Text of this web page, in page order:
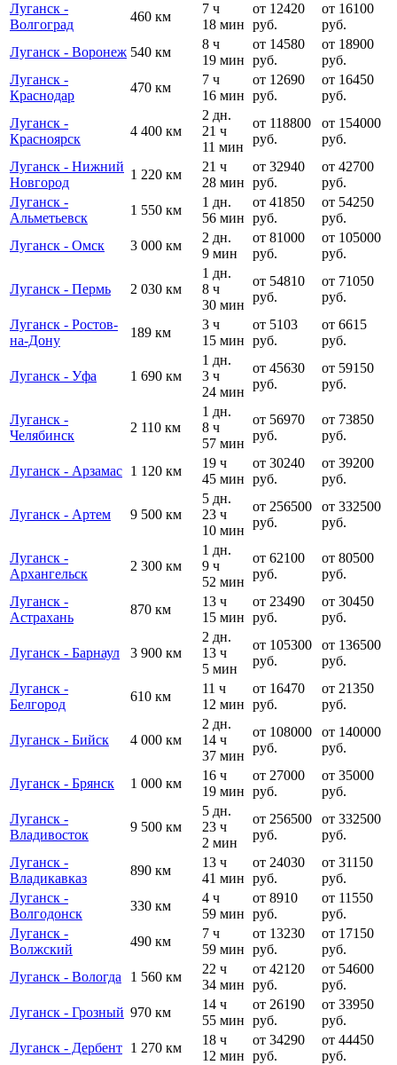
Луганск -
Волгоград
460 км
7 ч
18 мин
от 12420
руб.
от 16100
руб.
Луганск - Воронеж 540 км
8 ч
19 мин
от 14580
руб.
от 18900
руб.
Луганск -
Краснодар
470 км
7 ч
16 мин
от 12690
руб.
от 16450
руб.
Луганск -
Красноярск
4 400 км
2 дн.
21 ч
11 мин
от 118800
руб.
от 154000
руб.
Луганск - Нижний
Новгород
1 220 км
21 ч
28 мин
от 32940
руб.
от 42700
руб.
Луганск -
Альметьевск
1 550 км
1 дн.
56 мин
от 41850
руб.
от 54250
руб.
Луганск - Омск
3 000 км
2 дн.
9 мин
от 81000
руб.
от 105000
руб.
Луганск - Пермь 2 030 км
1 дн.
8 ч
30 мин
от 54810
руб.
от 71050
руб.
Луганск - Ростов-
на-Дону
189 км
3 ч
15 мин
от 5103
руб.
от 6615
руб.
Луганск - Уфа 1 690 км
1 дн.
3 ч
24 мин
от 45630
руб.
от 59150
руб.
Луганск -
Челябинск
2 110 км
1 дн.
8 ч
57 мин
от 56970
руб.
от 73850
руб.
Луганск - Арзамас 1 120 км
19 ч
45 мин
от 30240
руб.
от 39200
руб.
Луганск - Артем 9 500 км
5 дн.
23 ч
10 мин
от 256500
руб.
от 332500
руб.
Луганск -
Архангельск
2 300 км
1 дн.
9 ч
52 мин
от 62100
руб.
от 80500
руб.
Луганск -
Астрахань
870 км
13 ч
15 мин
от 23490
руб.
от 30450
руб.
Луганск - Барнаул 3 900 км
2 дн.
13 ч
5 мин
от 105300
руб.
от 136500
руб.
Луганск -
Белгород
610 км
11 ч
12 мин
от 16470
руб.
от 21350
руб.
Луганск - Бийск 4 000 км
2 дн.
14 ч
37 мин
от 108000
руб.
от 140000
руб.
Луганск - Брянск 1 000 км
16 ч
19 мин
от 27000
руб.
от 35000
руб.
Луганск -
Владивосток
9 500 км
5 дн.
23 ч
2 мин
от 256500
руб.
от 332500
руб.
Луганск -
Владикавказ
890 км
13 ч
41 мин
от 24030
руб.
от 31150
руб.
Луганск -
Волгодонск
330 км
4 ч
59 мин
от 8910
руб.
от 11550
руб.
Луганск -
Волжский
490 км
7 ч
59 мин
от 13230
руб.
от 17150
руб.
Луганск - Вологда
1 560 км
22 ч
34 мин
от 42120
руб.
от 54600
руб.
Луганск - Грозный 970 км
14 ч
55 мин
от 26190
руб.
от 33950
руб.
Луганск - Дербент 1 270 км
18 ч
12 мин
от 34290
руб.
от 44450
руб.